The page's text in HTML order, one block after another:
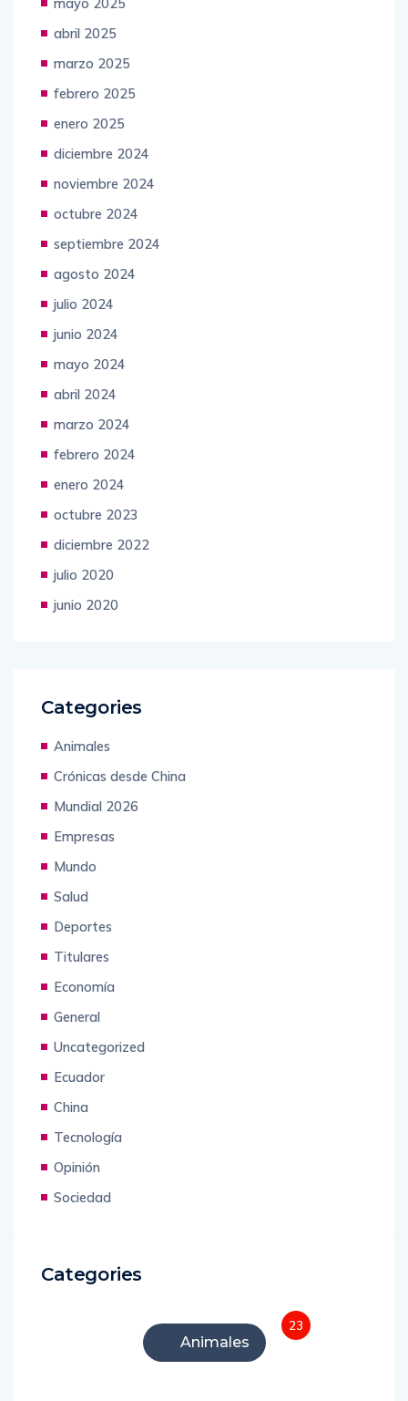
abril 2025
marzo 2025
febrero 2025
enero 2025
diciembre 2024
noviembre 2024
octubre 2024
septiembre 2024
agosto 2024
julio 2024
junio 2024
mayo 2024
abril 2024
marzo 2024
febrero 2024
enero 2024
octubre 2023
diciembre 2022
julio 2020
junio 2020
Categories
Animales
Crónicas desde China
Mundial 2026
Empresas
Mundo
Salud
Deportes
Titulares
Economía
General
Uncategorized
Ecuador
China
Tecnología
Opinión
Sociedad
Categories
Animales
23